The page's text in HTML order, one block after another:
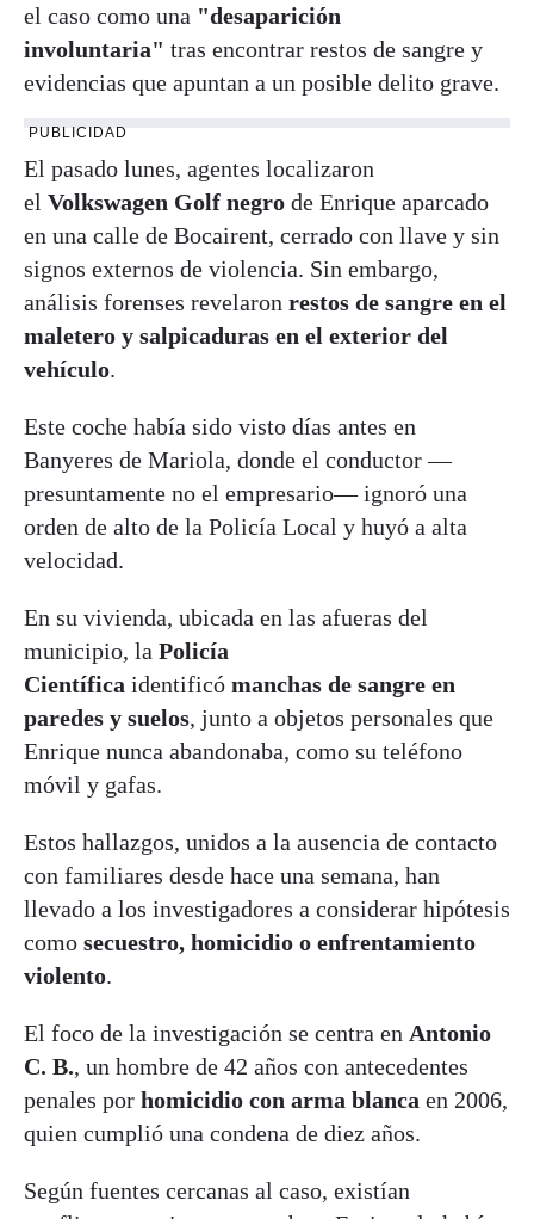
el caso como una "desaparición
involuntaria" tras encontrar restos de sangre y
evidencias que apuntan a un posible delito grave.
PUBLICIDAD
El pasado lunes, agentes localizaron
el Volkswagen Golf negro de Enrique aparcado
en una calle de Bocairent, cerrado con llave y sin
signos externos de violencia. Sin embargo,
análisis forenses revelaron restos de sangre en el
maletero y salpicaduras en el exterior del
vehículo.
Este coche había sido visto días antes en
Banyeres de Mariola, donde el conductor —
presuntamente no el empresario— ignoró una
orden de alto de la Policía Local y huyó a alta
velocidad.
En su vivienda, ubicada en las afueras del
municipio, la Policía
Científica identificó manchas de sangre en
paredes y suelos, junto a objetos personales que
Enrique nunca abandonaba, como su teléfono
móvil y gafas.
Estos hallazgos, unidos a la ausencia de contacto
con familiares desde hace una semana, han
llevado a los investigadores a considerar hipótesis
como secuestro, homicidio o enfrentamiento
violento.
El foco de la investigación se centra en Antonio
C. B., un hombre de 42 años con antecedentes
penales por homicidio con arma blanca en 2006,
quien cumplió una condena de diez años.
Según fuentes cercanas al caso, existían